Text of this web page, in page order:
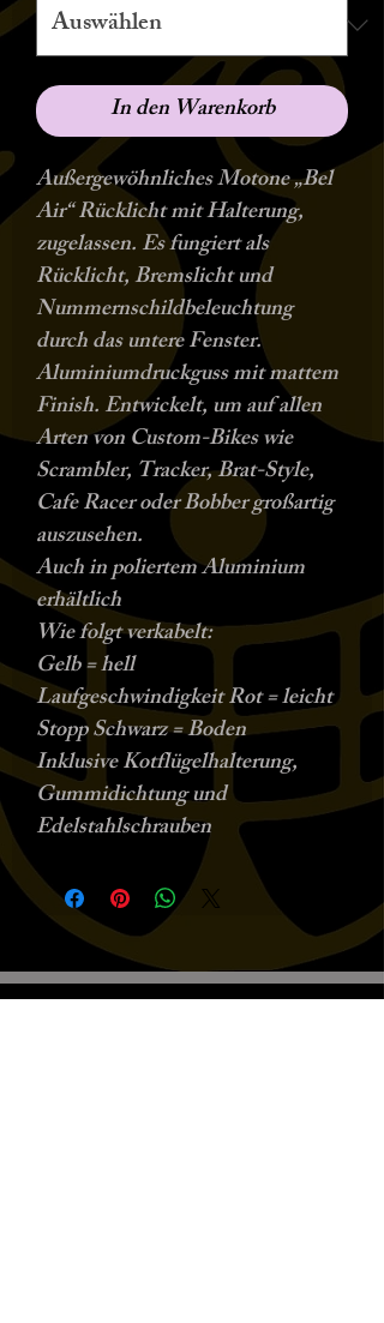
In den Warenkorb
Außergewöhnliches Motone „Bel
Air“ Rücklicht mit Halterung,
zugelassen. Es fungiert als
Rücklicht, Bremslicht und
Nummernschildbeleuchtung
durch das untere Fenster.
Aluminiumdruckguss mit mattem
Finish. Entwickelt, um auf allen
Arten von Custom-Bikes wie
Scrambler, Tracker, Brat-Style,
Cafe Racer oder Bobber großartig
auszusehen.
Auch in poliertem Aluminium
erhältlich
Wie folgt verkabelt:
Gelb = hell
Laufgeschwindigkeit Rot = leicht
Stopp Schwarz = Boden
Inklusive Kotflügelhalterung,
Gummidichtung und
Edelstahlschrauben